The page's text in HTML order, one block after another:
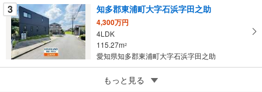
3 知多郡東浦町大字石浜字田之助
4,300万円
4LDK
115.27m2
愛知県知多郡東浦町大字石浜字田之助
知多郡東浦町大字石浜字平池上
もっと見る